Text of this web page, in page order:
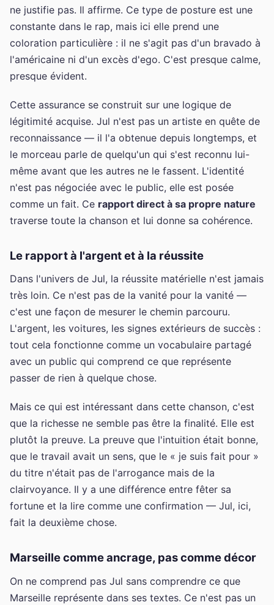
ne justifie pas. Il affirme. Ce type de posture est une
constante dans le rap, mais ici elle prend une
coloration particulière : il ne s'agit pas d'un bravado à
l'américaine ni d'un excès d'ego. C'est presque calme,
presque évident.
Cette assurance se construit sur une logique de
légitimité acquise. Jul n'est pas un artiste en quête de
reconnaissance — il l'a obtenue depuis longtemps, et
le morceau parle de quelqu'un qui s'est reconnu lui-
même avant que les autres ne le fassent. L'identité
n'est pas négociée avec le public, elle est posée
comme un fait. Ce rapport direct à sa propre nature
traverse toute la chanson et lui donne sa cohérence.
Le rapport à l'argent et à la réussite
Dans l'univers de Jul, la réussite matérielle n'est jamais
très loin. Ce n'est pas de la vanité pour la vanité —
c'est une façon de mesurer le chemin parcouru.
L'argent, les voitures, les signes extérieurs de succès :
tout cela fonctionne comme un vocabulaire partagé
avec un public qui comprend ce que représente
passer de rien à quelque chose.
Mais ce qui est intéressant dans cette chanson, c'est
que la richesse ne semble pas être la finalité. Elle est
plutôt la preuve. La preuve que l'intuition était bonne,
que le travail avait un sens, que le « je suis fait pour »
du titre n'était pas de l'arrogance mais de la
clairvoyance. Il y a une différence entre fêter sa
fortune et la lire comme une confirmation — Jul, ici,
fait la deuxième chose.
Marseille comme ancrage, pas comme décor
On ne comprend pas Jul sans comprendre ce que
Marseille représente dans ses textes. Ce n'est pas un